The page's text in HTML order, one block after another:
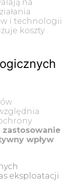
na
i technologii
koszty
zastosowanie
wpływ
eksploatacji